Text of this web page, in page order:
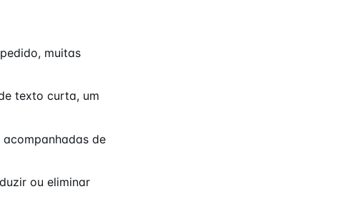
muitas
texto curta, um
de
ou eliminar